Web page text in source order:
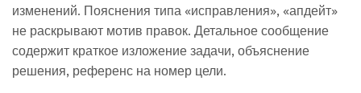
изменений. Пояснения типа «исправления», «апдейт»
не раскрывают мотив правок. Детальное сообщение
содержит краткое изложение задачи, объяснение
решения, референс на номер цели.